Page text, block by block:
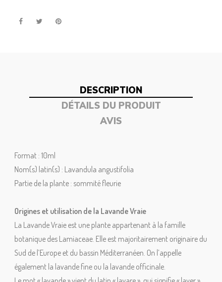
DESCRIPTION
DÉTAILS DU PRODUIT
AVIS
Format : 10ml
Nom(s) latin(s) : Lavandula angustifolia
Partie de la plante : sommité fleurie
Origines et utilisation de la Lavande Vraie
La Lavande Vraie est une plante appartenant à la famille
botanique des Lamiaceae. Elle est majoritairement originaire du
Sud de l’Europe et du bassin Méditerranéen. On l’appelle
également la lavande fine ou la lavande officinale.